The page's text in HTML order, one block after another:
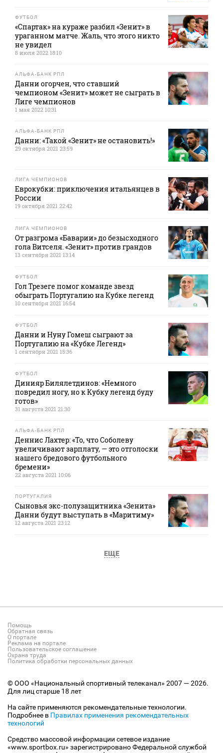
ФУТБОЛ
«Спартак» на кураже разбил «Зенит» в
ураганном матче. Жаль, что этого никто
не увидел
8 июля 2022 18:10
АЛЬФА-БАНК РПЛ
Данни огорчен, что ставший
чемпионом «Зенит» может не сыграть в
Лиге чемпионов
1 мая 2022 10:31
АЛЬФА-БАНК РПЛ
Данни: «Такой «Зенит» не остановить!»
29 октября 2021 23:59
ЛИГА ЧЕМПИОНОВ
Еврокубки: приключения итальянцев в
России
19 октября 2021 22:42
ЛИГА ЧЕМПИОНОВ
От разгрома «Баварии» до безысходного
гола Витселя. «Зенит» против грандов
13 сентября 2021 13:14
ФУТБОЛ
Гол Трезеге помог команде звезд
обыграть Португалию на Кубке легенд
10 сентября 2021 16:54
ФУТБОЛ
Данни и Нуну Гомеш сыграют за
Португалию на «Кубке Легенд»
1 сентября 2021 15:36
ФУТБОЛ
Динияр Билялетдинов: «Немного
повредил ногу, но к Кубку легенд буду
готов»
31 августа 2021 21:30
АЛЬФА-БАНК РПЛ
Деннис Лахтер: «То, что Соболеву
увеличивают зарплату, — это отголоски
нашего бредового футбольного
бремени»
22 августа 2021 10:06
ПОРТУГАЛИЯ
Сыновья экс-полузащитника «Зенита»
Данни будут выступать в «Маритиму»
12 августа 2021 23:12
ЕЩЕ
Помощь
Обратная связь
О портале
Реклама на портале
Пользовательское соглашение
Охрана труда
Политика обработки персональных данных
© ООО «Национальный спортивный телеканал» 2007 — 2026.
Для лиц старше 18 лет
На сайте применяются рекомендательные технологии.
Подробнее в Правилах применения рекомендательных
технологий
Средство массовой информации сетевое издание
«www.sportbox.ru» зарегистрировано Федеральной службой